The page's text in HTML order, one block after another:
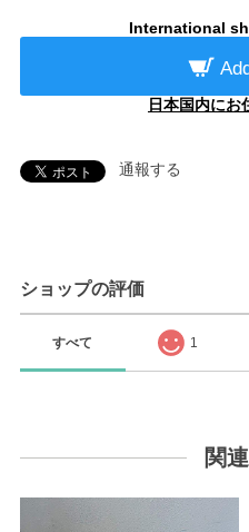
International
日本国内にお
通報する
ショップの評価
すべて 1
関